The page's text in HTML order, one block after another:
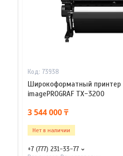
73938
Широкоформатный принтер
imagePROGRAF TX-3200
3 544 000 ₸
Нет в наличии
+7 (777) 231-33-77